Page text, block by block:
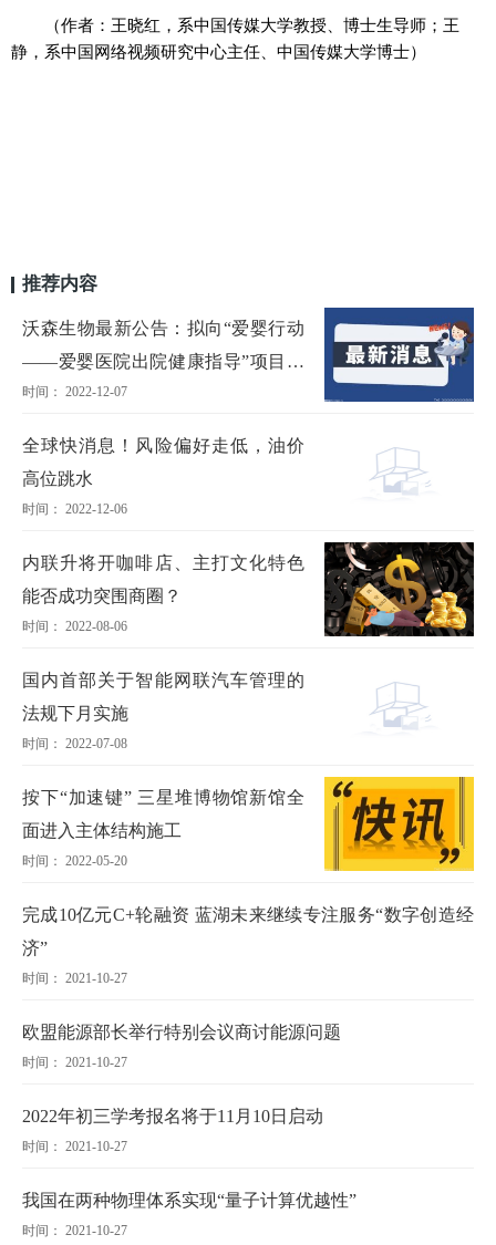
（作者：王晓红，系中国传媒大学教授、博士生导师；王
静，系中国网络视频研究中心主任、中国传媒大学博士）
推荐内容
沃森生物最新公告：拟向“爱婴行动
——爱婴医院出院健康指导”项目捐
赠545万元
时间： 2022-12-07
全球快消息！风险偏好走低，油价
高位跳水
时间： 2022-12-06
内联升将开咖啡店、主打文化特色
能否成功突围商圈？
时间： 2022-08-06
国内首部关于智能网联汽车管理的
法规下月实施
时间： 2022-07-08
按下“加速键” 三星堆博物馆新馆全
面进入主体结构施工
时间： 2022-05-20
完成10亿元C+轮融资 蓝湖未来继续专注服务“数字创造经
济”
时间： 2021-10-27
欧盟能源部长举行特别会议商讨能源问题
时间： 2021-10-27
2022年初三学考报名将于11月10日启动
时间： 2021-10-27
我国在两种物理体系实现“量子计算优越性”
时间： 2021-10-27